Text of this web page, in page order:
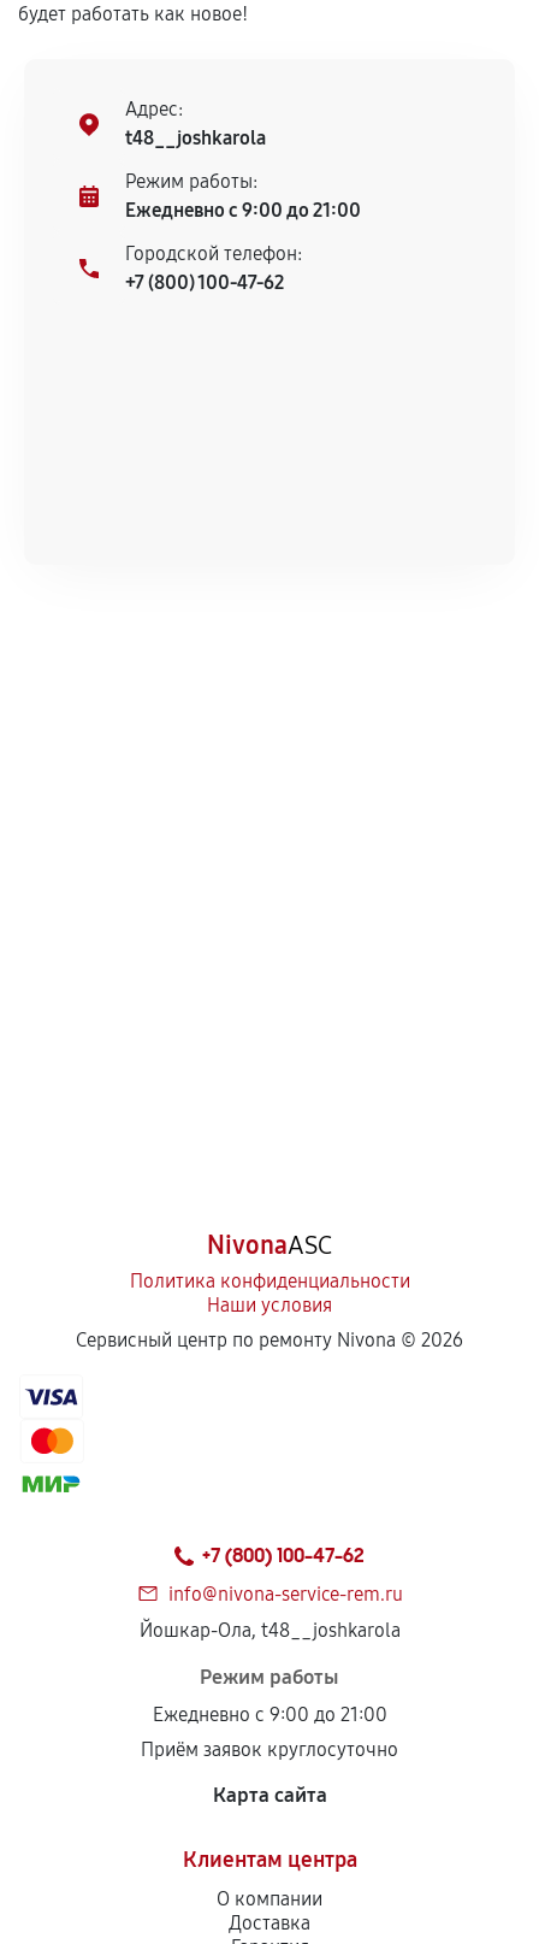
При этом гарантия на сами комплектующие
сервисный центр ответственности не несет.
будет работать как новое!
Адрес:
t48__joshkarola
Режим работы:
Ежедневно с 9:00 до 21:00
Городской телефон:
+7 (800) 100-47-62
NivonaASC
Политика конфиденциальности
Наши условия
Сервисный центр по ремонту Nivona © 2026
+7 (800) 100-47-62
info@nivona-service-rem.ru
Йошкар-Ола, t48__joshkarola
Режим работы
Ежедневно с 9:00 до 21:00
Приём заявок круглосуточно
Карта сайта
Клиентам центра
О компании
Доставка